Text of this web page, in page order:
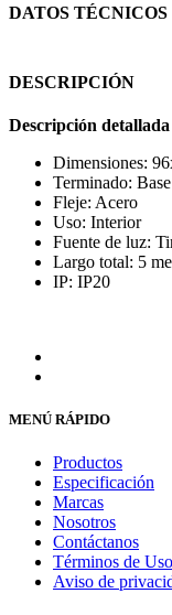
DATOS TÉCNICOS
DESCRIPCIÓN
Descripción detallada
Dimensiones:
Terminado:
Fleje: Acero
Uso: Interior
Fuente de luz:
Largo total: 5
IP: IP20
MENÚ RÁPIDO
Productos
Especificación
Marcas
Nosotros
Contáctanos
Términos de Uso
Aviso de